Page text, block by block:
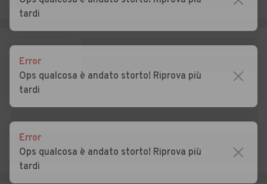
Cizzago
Auto usate Dello
Auto usate Esine Auto usate Fiesse
tardi
Error
Ops qualcosa è andato storto! Riprova più
tardi
Error
Ops qualcosa è andato storto! Riprova più
tardi